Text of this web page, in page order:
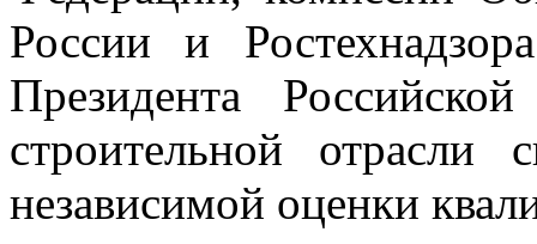
России и
Президента
строительной отрасли
независимой оценки